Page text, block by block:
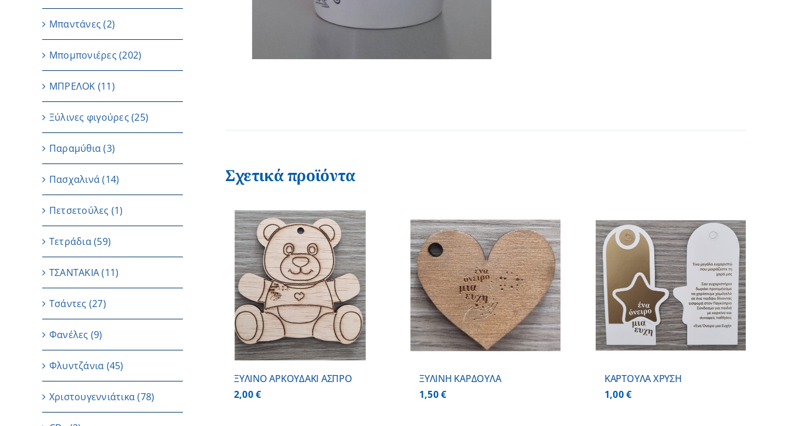
Σχετικά προϊόντα
ΞΥΛΙΝΟ ΑΡΚΟΥΔΑΚΙ ΑΣΠΡΟ
2,00€
ΠΡΟΣΘΗΚΗ ΣΤΟ ΚΑΛΑΘΙ
ΛΕΠΤΟΜΕΡΕΙΕΣ
ΞΥΛΙΝΗ ΚΑΡΔΟΥΛΑ
1,50€
ΠΡΟΣΘΗΚΗ ΣΤΟ ΚΑΛΑΘΙ
ΛΕΠΤΟΜΕΡΕΙΕΣ
ΚΑΡΤΟΥΛΑ ΧΡΥΣΗ
1,00€
Μπαντάνες (2)
Μπομπονιέρες(202)
ΜΠΡΕΛΟΚ (11)
Ξύλινες φιγούρες(25)
Παραμύθια (3)
Πασχαλινά (14)
Πετσετούλες (1)
Τετράδια(59)
ΤΣΑΝΤΑΚΙΑ (11)
Τσάντες (27)
Φανέλες (9)
Φλυντζάνια (45)
Χριστουγεννιάτικα(78)